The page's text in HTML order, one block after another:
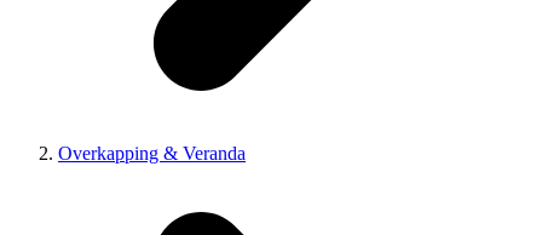
Overkapping & Veranda